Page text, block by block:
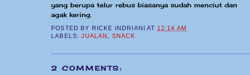
yang berupa telur rebus biasanya sudah menciut dan
agak kering.
POSTED BY RICKE INDRIANI AT 12:14 AM
LABELS:JUALAN SNACK
2 COMMENTS: